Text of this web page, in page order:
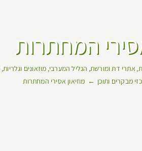
המחתרות
אתרי דת ומורשת הגליל המערבי מוזאונים וגלריות
מבקרים ותוכן מוזיאון אסירי המחתרות